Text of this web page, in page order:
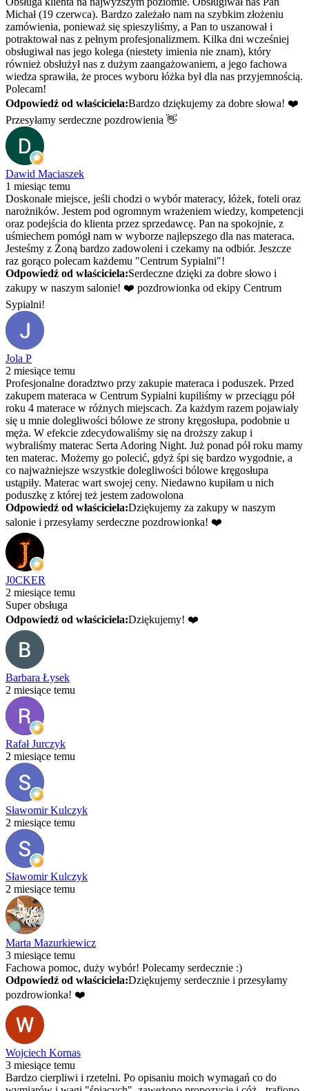
Michał (19 czerwca). Bardzo zależało nam na szybkim złożeniu
zamówienia, ponieważ się spieszyliśmy, a Pan to uszanował i
potraktował nas z pełnym profesjonalizmem. Kilka dni wcześniej
obsługiwał nas jego kolega (niestety imienia nie znam), który
również obsłużył nas z dużym zaangażowaniem, a jego fachowa
wiedza sprawiła, że proces wyboru łóżka był dla nas przyjemnością.
Polecam!
Odpowiedź od właściciela:Bardzo dziękujemy za dobre słowa! ❤️
Przesyłamy serdeczne pozdrowienia 👋
Dawid Maciaszek
1 miesiąc temu
Doskonałe miejsce, jeśli chodzi o wybór materacy, łóżek, foteli oraz
narożników. Jestem pod ogromnym wrażeniem wiedzy, kompetencji
oraz podejścia do klienta przez sprzedawcę. Pan na spokojnie, z
uśmiechem pomógł nam w wyborze najlepszego dla nas materaca.
Jesteśmy z Żoną bardzo zadowoleni i czekamy na odbiór. Jeszcze
raz gorąco polecam każdemu "Centrum Sypialni"!
Odpowiedź od właściciela:Serdeczne dzięki za dobre słowo i
zakupy w naszym salonie! ❤️ pozdrowionka od ekipy Centrum
Sypialni!
Jola P
2 miesiące temu
Profesjonalne doradztwo przy zakupie materaca i poduszek. Przed
zakupem materaca w Centrum Sypialni kupiliśmy w przeciągu pół
roku 4 materace w różnych miejscach. Za każdym razem pojawiały
się u mnie dolegliwości bólowe ze strony kręgosłupa, podobnie u
męża. W efekcie zdecydowaliśmy się na droższy zakup i
wybraliśmy materac Serta Adoring Night. Już ponad pół roku mamy
ten materac. Możemy go polecić, gdyż śpi się bardzo wygodnie, a
co najważniejsze wszystkie dolegliwości bólowe kręgosłupa
ustąpiły. Materac wart swojej ceny. Niedawno kupiłam u nich
poduszkę z której też jestem zadowolona
Odpowiedź od właściciela:Dziękujemy za zakupy w naszym
salonie i przesyłamy serdeczne pozdrowionka! ❤️
J0CKER
2 miesiące temu
Super obsługa
Odpowiedź od właściciela:Dziękujemy! ❤️
Barbara Łysek
2 miesiące temu
Rafał Jurczyk
2 miesiące temu
Sławomir Kulczyk
2 miesiące temu
Sławomir Kulczyk
2 miesiące temu
Marta Mazurkiewicz
3 miesiące temu
Fachowa pomoc, duży wybór! Polecamy serdecznie :)
Odpowiedź od właściciela:Dziękujemy serdecznie i przesyłamy
pozdrowionka! ❤️
Wojciech Kornas
3 miesiące temu
Bardzo cierpliwi i rzetelni. Po opisaniu moich wymagań co do